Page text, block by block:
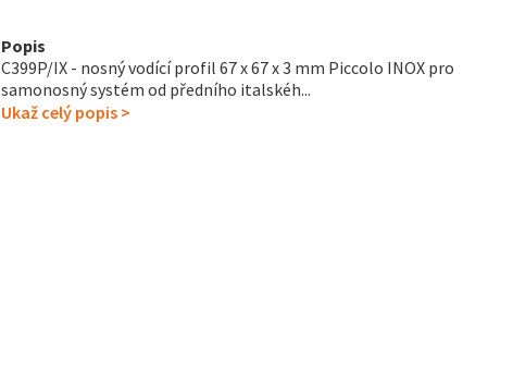
Popis
C399P/IX - nosný vodící profil 67 x 67 x 3 mm Piccolo INOX pro
samonosný systém od předního italskéh...
Ukaž celý popis >